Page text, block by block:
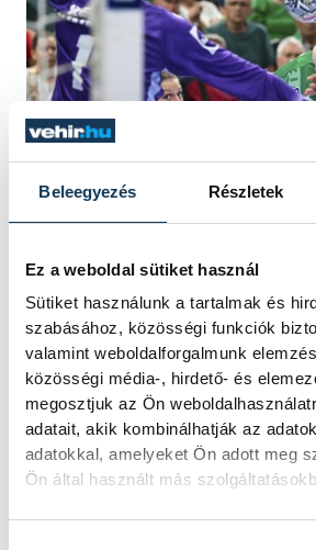
Beleegyezés Részletek
Ez a weboldal sütiket használ
Sütiket használunk a tartalmak és
szabásához, közösségi funkciók
valamint weboldalforgalmunk
közösségi média-, hirdető- és
megosztjuk az Ön
adatait, akik kombinálhatják az
adatokkal, amelyeket Ön adott meg
Ön által használt más
Veronica Egebakken
döntőjében játszott Győri
Metz HB mérkőzésen a
Dome-ban 2026. június 7-
Tibor
A második félidő Dione
és kétperces kiállításával
utóbbit a játékvezetők